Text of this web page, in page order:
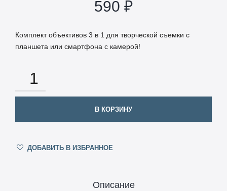
590 ₽
Комплект объективов 3 в 1 для творческой съемки с
планшета или смартфона с камерой!
КОЛИЧЕСТВО
В КОРЗИНУ
ДОБАВИТЬ В ИЗБРАННОЕ
Описание